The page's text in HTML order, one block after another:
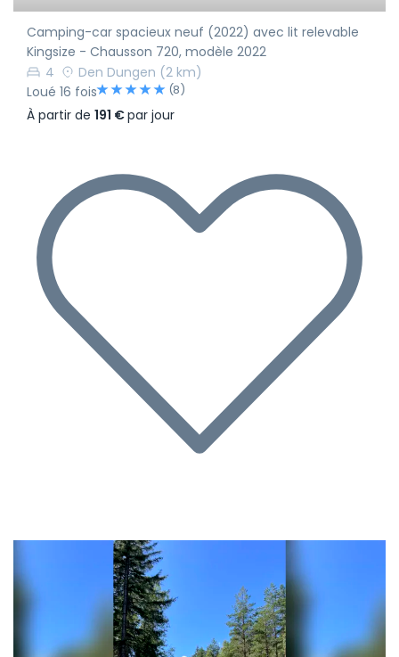
Camping-car spacieux neuf (2022) avec lit relevable
Kingsize - Chausson 720, modèle 2022
4
Den Dungen (2 km)
Loué 16 fois
(8)
À partir de 191 €par jour